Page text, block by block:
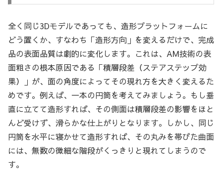
全く同じ3Dモデルであっても、造形プラットフォームに
どう置くか、すなわち「造形方向」を変えるだけで、完成
品の表面品質は劇的に変化します。これは、AM技術の表
面粗さの根本原因である「積層段差（ステアステップ効
果）」が、面の角度によってその現れ方を大きく変えるた
めです。例えば、一本の円筒を考えてみましょう。もし垂
直に立てて造形すれば、その側面は積層段差の影響をほと
んど受けず、滑らかな仕上がりとなります。しかし、同じ
円筒を水平に寝かせて造形すれば、その丸みを帯びた曲面
には、無数の微細な階段がくっきりと現れてしまうので
す。